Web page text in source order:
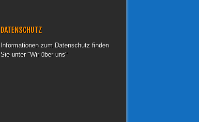
DATENSCHUTZ
Informationen zum Datenschutz finden
Sie unter "Wir über uns"